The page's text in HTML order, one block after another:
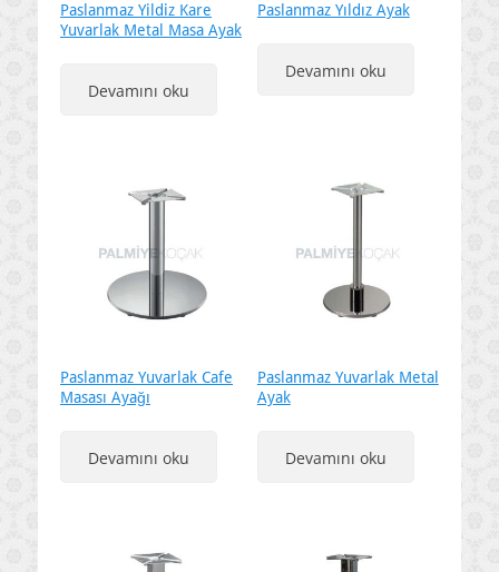
Paslanmaz Yildiz Kare
Yuvarlak Metal Masa Ayak
Devamını oku
Paslanmaz Yıldız Ayak
Devamını oku
Paslanmaz Yuvarlak Cafe
Masası Ayağı
Devamını oku
Paslanmaz Yuvarlak Metal
Ayak
Devamını oku